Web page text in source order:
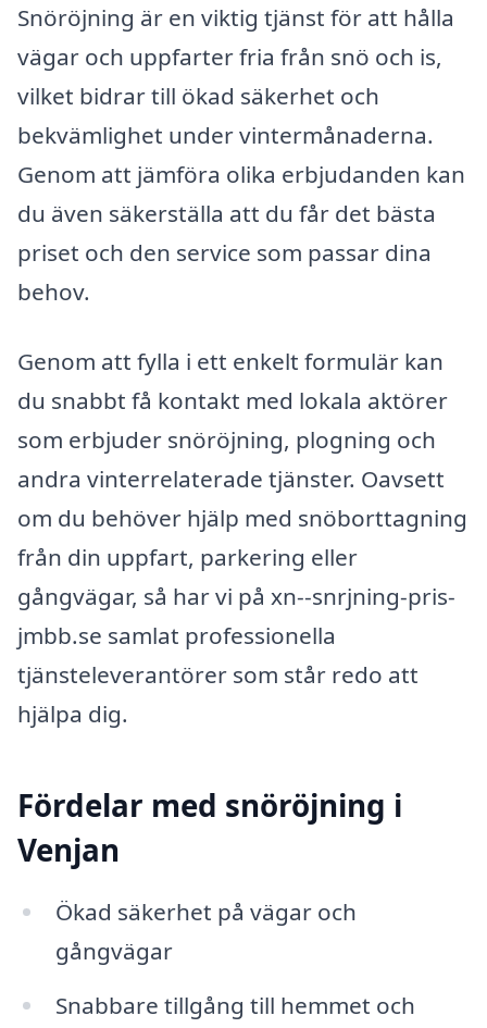
Snöröjning är en viktig tjänst för att hålla
vägar och uppfarter fria från snö och is,
vilket bidrar till ökad säkerhet och
bekvämlighet under vintermånaderna.
Genom att jämföra olika erbjudanden kan
du även säkerställa att du får det bästa
priset och den service som passar dina
behov.
Genom att fylla i ett enkelt formulär kan
du snabbt få kontakt med lokala aktörer
som erbjuder snöröjning, plogning och
andra vinterrelaterade tjänster. Oavsett
om du behöver hjälp med snöborttagning
från din uppfart, parkering eller
gångvägar, så har vi på xn--snrjning-pris-
jmbb.se samlat professionella
tjänsteleverantörer som står redo att
hjälpa dig.
Fördelar med snöröjning i
Venjan
Ökad säkerhet på vägar och
gångvägar
Snabbare tillgång till hemmet och